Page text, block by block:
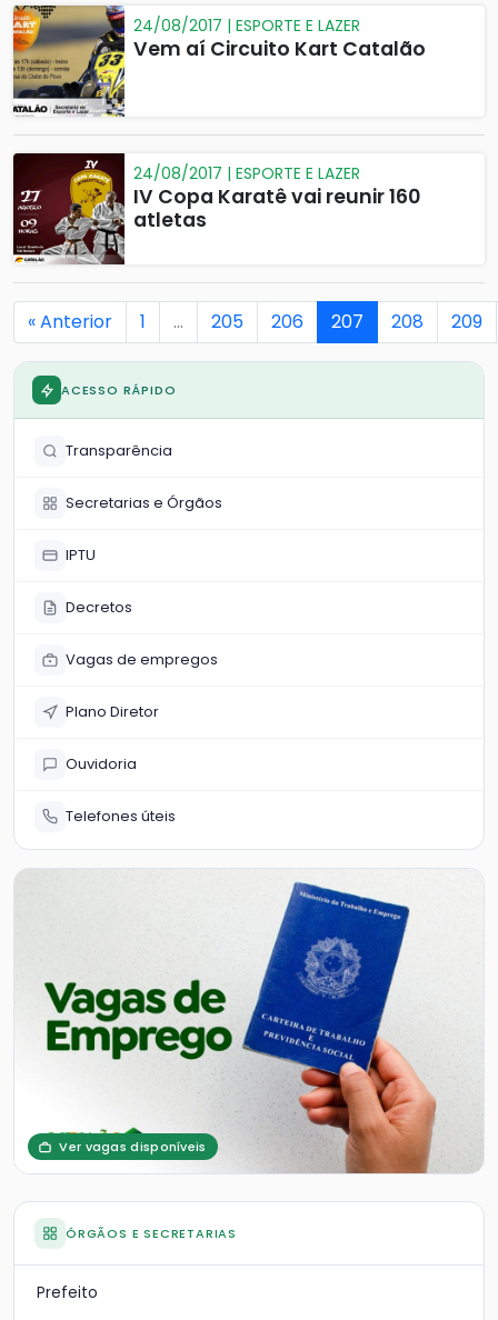
24/08/2017 | ESPORTE E LAZER
Vem aí Circuito Kart Catalão
24/08/2017 | ESPORTE E LAZER
IV Copa Karatê vai reunir 160
atletas
« Anterior 1 … 205 206 207 208 209
ACESSO RÁPIDO
Transparência
Secretarias e Órgãos
IPTU
Decretos
Vagas de empregos
Plano Diretor
Ouvidoria
Telefones úteis
Ver vagas disponíveis
ÓRGÃOS E SECRETARIAS
Prefeito